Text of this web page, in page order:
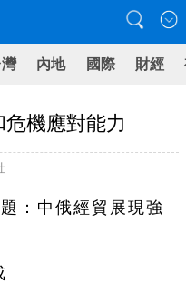
內地 國際 財經
機應對能力
：中俄經貿展現強